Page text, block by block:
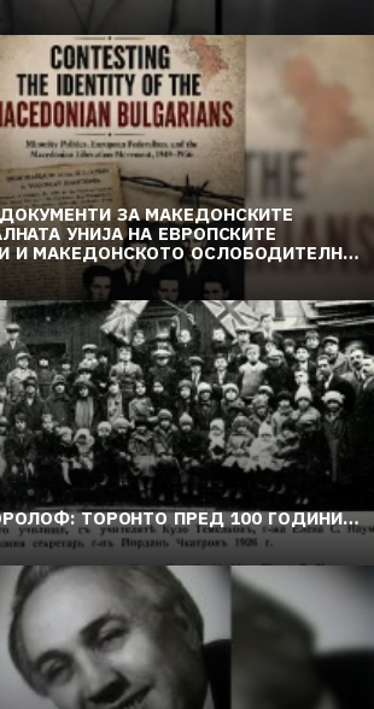
ЗА МАКЕДОНСКИТЕ
УНИЈА НА ЕВРОПСКИТЕ
И МАКЕДОНСКОТО ОСЛОБОДИТЕЛНО
(2)
ТОРОНТО ПРЕД 100 ГОДИНИ…